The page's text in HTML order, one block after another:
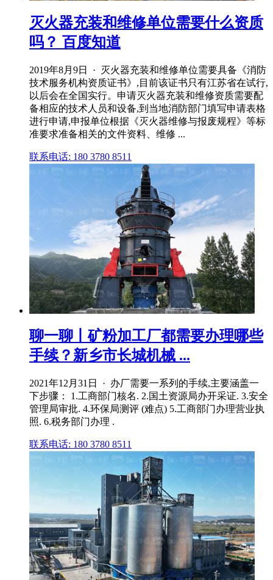
灭火器充装和维修单位需要什么资质
吗？ 百度知道
2019年8月9日 · 灭火器充装和维修单位需要具备《消防
技术服务机构资质证书》,目前该证书只有江苏省在试行,
以后会在全国实行。申请灭火器充装和维修资质需要配
备相应的技术人员和设备,到当地消防部门填写申请表格
进行申请,申报单位根据《灭火器维修与报废规程》等标
准要求准备相关的文件资料、维修 ...
联系电话: 180 3780 8511
聊一聊丨矿粉加工厂都需要办理哪些
手续？新乡市长城机械 ...
2021年12月31日 · 办厂需要一系列的手续,主要涵盖一
下步骤： 1.工商部门核名. 2.国土资源局办开采证. 3.安全
管理局审批. 4.环保局测评 (难点) 5.工商部门办理营业执
照. 6.税务部门办理 .
联系电话: 180 3780 8511